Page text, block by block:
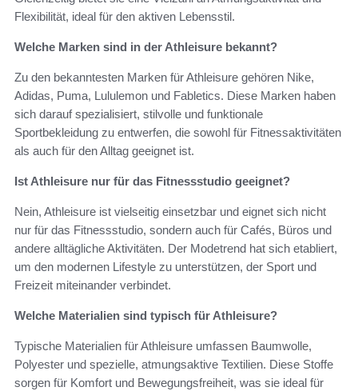
Flexibilität, ideal für den aktiven Lebensstil.
Welche Marken sind in der Athleisure bekannt?
Zu den bekanntesten Marken für Athleisure gehören Nike,
Adidas, Puma, Lululemon und Fabletics. Diese Marken haben
sich darauf spezialisiert, stilvolle und funktionale
Sportbekleidung zu entwerfen, die sowohl für Fitnessaktivitäten
als auch für den Alltag geeignet ist.
Ist Athleisure nur für das Fitnessstudio geeignet?
Nein, Athleisure ist vielseitig einsetzbar und eignet sich nicht
nur für das Fitnessstudio, sondern auch für Cafés, Büros und
andere alltägliche Aktivitäten. Der Modetrend hat sich etabliert,
um den modernen Lifestyle zu unterstützen, der Sport und
Freizeit miteinander verbindet.
Welche Materialien sind typisch für Athleisure?
Typische Materialien für Athleisure umfassen Baumwolle,
Polyester und spezielle, atmungsaktive Textilien. Diese Stoffe
sorgen für Komfort und Bewegungsfreiheit, was sie ideal für